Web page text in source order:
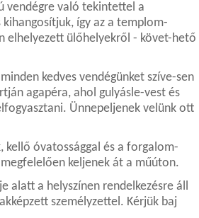
vendégre való tekintettel a
így az a templom-
elhelyezett ülőhelyekről - követ-hető
kedves vendégünket szíve-sen
agapéra, ahol gulyásle-vest és
Ünnepeljenek velünk ott
kellő óvatossággal és a forgalom-
keljenek át a műúton.
alatt a helyszínen rendelkezésre áll
személyzettel. Kérjük baj